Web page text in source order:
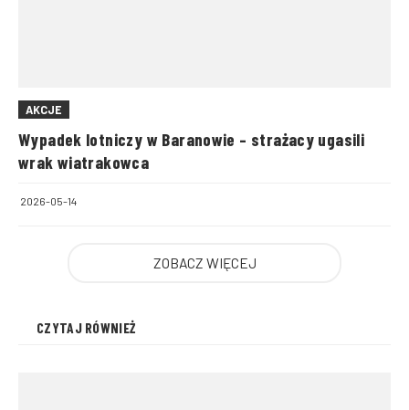
AKCJE
Wypadek lotniczy w Baranowie – strażacy ugasili
wrak wiatrakowca
2026-05-14
ZOBACZ WIĘCEJ
CZYTAJ RÓWNIEŻ